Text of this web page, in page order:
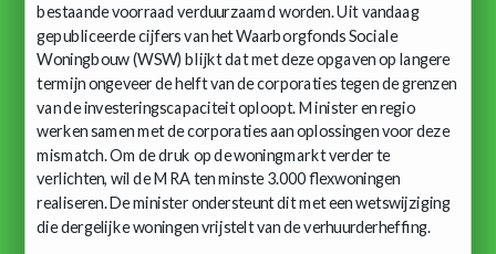
bestaande voorraad verduurzaamd worden. Uit vandaag
gepubliceerde cijfers van het Waarborgfonds Sociale
Woningbouw (WSW) blijkt dat met deze opgaven op langere
termijn ongeveer de helft van de corporaties tegen de grenzen
van de investeringscapaciteit oploopt. Minister en regio
werken samen met de corporaties aan oplossingen voor deze
mismatch. Om de druk op de woningmarkt verder te
verlichten, wil de MRA ten minste 3.000 flexwoningen
realiseren. De minister ondersteunt dit met een wetswijziging
die dergelijke woningen vrijstelt van de verhuurderheffing.